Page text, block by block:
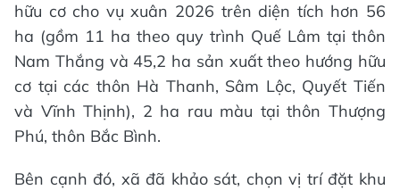
hữu cơ cho vụ xuân 2026 trên diện tích hơn 56
ha (gồm 11 ha theo quy trình Quế Lâm tại thôn
Nam Thắng và 45,2 ha sản xuất theo hướng hữu
cơ tại các thôn Hà Thanh, Sâm Lộc, Quyết Tiến
và Vĩnh Thịnh), 2 ha rau màu tại thôn Thượng
Phú, thôn Bắc Bình.
Bên cạnh đó, xã đã khảo sát, chọn vị trí đặt khu